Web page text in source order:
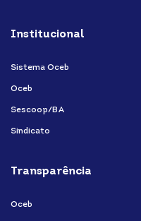
Institucional
Sistema Oceb
Oceb
Sescoop/BA
Sindicato
Transparência
Oceb